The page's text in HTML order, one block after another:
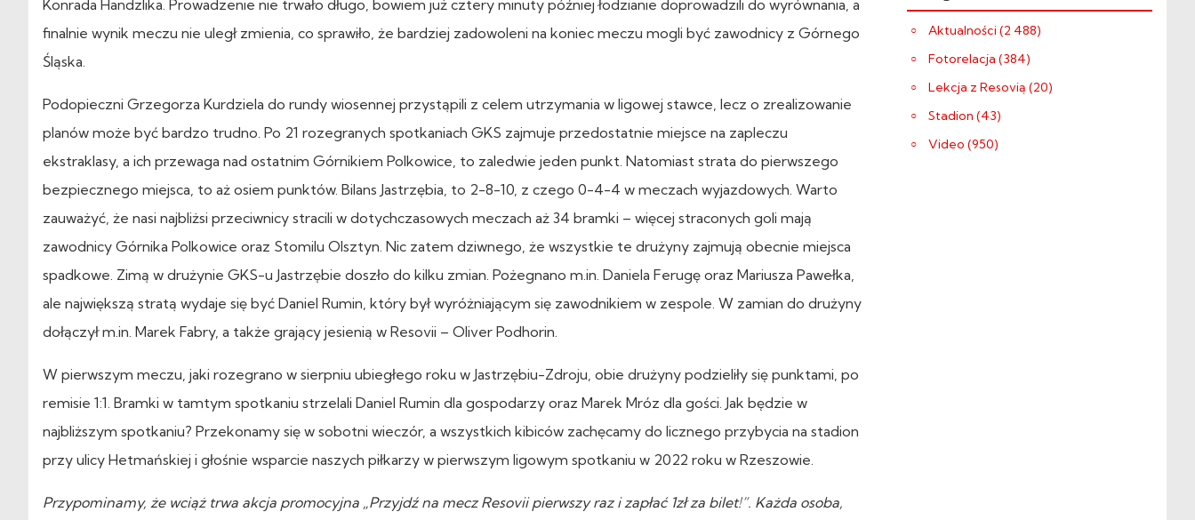
Konrada Handzlika. Prowadzenie nie trwało długo, bowiem już cztery minuty później łodzianie doprowadzili do wyrównania, a
finalnie wynik meczu nie uległ zmienia, co sprawiło, że bardziej zadowoleni na koniec meczu mogli być zawodnicy z Górnego
Śląska.
Podopieczni Grzegorza Kurdziela do rundy wiosennej przystąpili z celem utrzymania w ligowej stawce, lecz o zrealizowanie
planów może być bardzo trudno. Po 21 rozegranych spotkaniach GKS zajmuje przedostatnie miejsce na zapleczu
ekstraklasy, a ich przewaga nad ostatnim Górnikiem Polkowice, to zaledwie jeden punkt. Natomiast strata do pierwszego
bezpiecznego miejsca, to aż osiem punktów. Bilans Jastrzębia, to 2-8-10, z czego 0-4-4 w meczach wyjazdowych. Warto
zauważyć, że nasi najbliżsi przeciwnicy stracili w dotychczasowych meczach aż 34 bramki – więcej straconych goli mają
zawodnicy Górnika Polkowice oraz Stomilu Olsztyn. Nic zatem dziwnego, że wszystkie te drużyny zajmują obecnie miejsca
spadkowe. Zimą w drużynie GKS-u Jastrzębie doszło do kilku zmian. Pożegnano m.in. Daniela Ferugę oraz Mariusza Pawełka,
ale największą stratą wydaje się być Daniel Rumin, który był wyróżniającym się zawodnikiem w zespole. W zamian do drużyny
dołączył m.in. Marek Fabry, a także grający jesienią w Resovii – Oliver Podhorin.
W pierwszym meczu, jaki rozegrano w sierpniu ubiegłego roku w Jastrzębiu-Zdroju, obie drużyny podzieliły się punktami, po
remisie 1:1. Bramki w tamtym spotkaniu strzelali Daniel Rumin dla gospodarzy oraz Marek Mróz dla gości. Jak będzie w
najbliższym spotkaniu? Przekonamy się w sobotni wieczór, a wszystkich kibiców zachęcamy do licznego przybycia na stadion
przy ulicy Hetmańskiej i głośnie wsparcie naszych piłkarzy w pierwszym ligowym spotkaniu w 2022 roku w Rzeszowie.
Przypominamy, że wciąż trwa akcja promocyjna „Przyjdź na mecz Resovii pierwszy raz i zapłać 1zł za bilet!”. Każda osoba,
Aktualności (2 488)
Fotorelacja (384)
Lekcja z Resovią (20)
Stadion (43)
Video (950)